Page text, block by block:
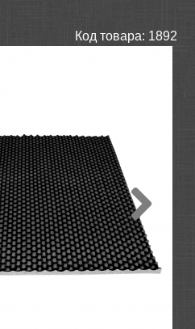
Код товара: 1892